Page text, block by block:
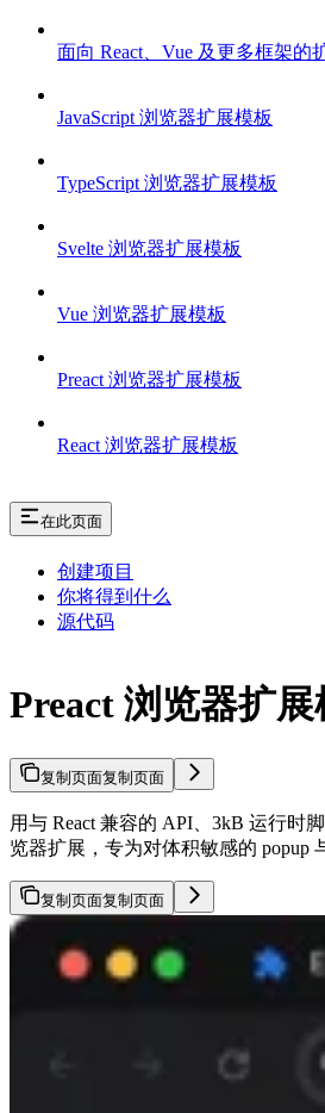
面向 React、Vue 及更多框架的
JavaScript 浏览器扩展模板
TypeScript 浏览器扩展模板
Svelte 浏览器扩展模板
Vue 浏览器扩展模板
Preact 浏览器扩展模板
React 浏览器扩展模板
在此页面
创建项目
你将得到什么
源代码
Preact 浏览器扩展
复制页面复制页面
用与 React 兼容的 API、3kB 运行时
览器扩展，专为对体积敏感的 popup
复制页面复制页面